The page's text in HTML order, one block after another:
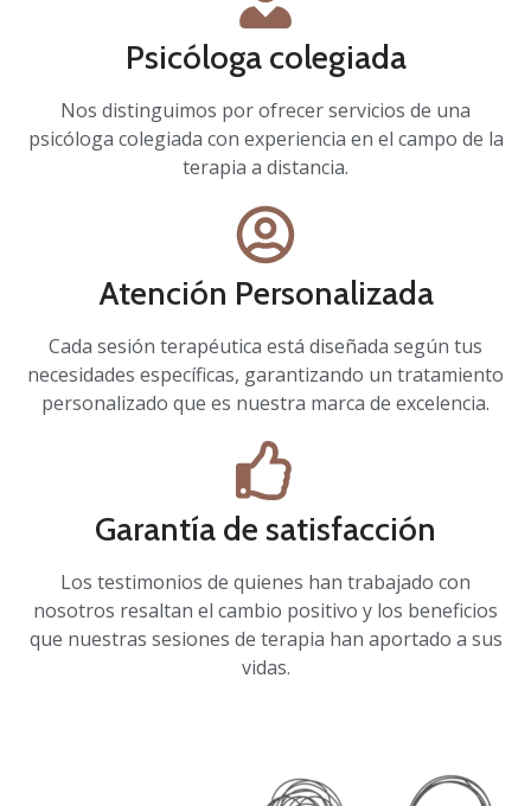
Psicóloga colegiada
Nos distinguimos por ofrecer servicios de una
psicóloga colegiada con experiencia en el campo de la
terapia a distancia.
Atención Personalizada
Cada sesión terapéutica está diseñada según tus
necesidades específicas, garantizando un tratamiento
personalizado que es nuestra marca de excelencia.
Garantía de satisfacción
Los testimonios de quienes han trabajado con
nosotros resaltan el cambio positivo y los beneficios
que nuestras sesiones de terapia han aportado a sus
vidas.